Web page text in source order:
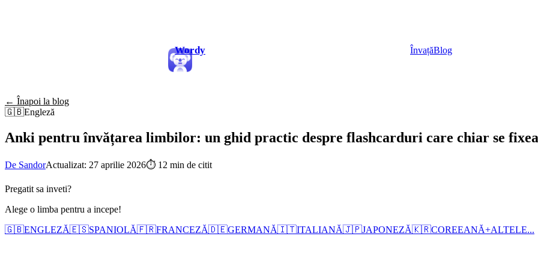
Wordy ÎnvațăBlog
← Înapoi la blog
🇬🇧Engleză
Anki pentru învățarea limbilor: un ghid practic despre flashcarduri care chiar se
De SandorActualizat: 27 aprilie 2026⏱ 12 min de citit
Pregatit sa inveti?
Alege o limba pentru a incepe!
🇬🇧ENGLEZĂ🇪🇸SPANIOLĂ🇫🇷FRANCEZĂ🇩🇪GERMANĂ🇮🇹ITALIANĂ🇯🇵JAPONEZĂ🇰🇷COREEANĂ+ALTELE...